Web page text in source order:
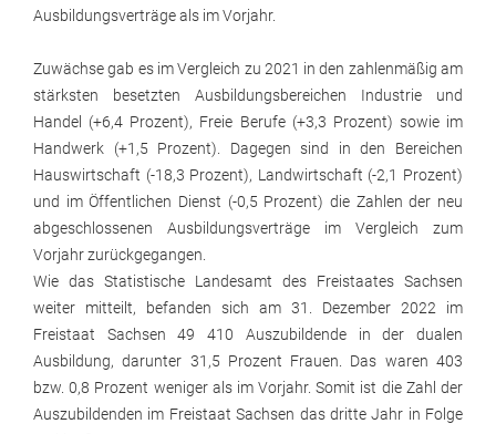
Ausbildungsverträge als im Vorjahr.
Zuwächse gab es im Vergleich zu 2021 in den zahlenmäßig am
stärksten besetzten Ausbildungsbereichen Industrie und
Handel (+6,4 Prozent), Freie Berufe (+3,3 Prozent) sowie im
Handwerk (+1,5 Prozent). Dagegen sind in den Bereichen
Hauswirtschaft (-18,3 Prozent), Landwirtschaft (-2,1 Prozent)
und im Öffentlichen Dienst (-0,5 Prozent) die Zahlen der neu
abgeschlossenen Ausbildungsverträge im Vergleich zum
Vorjahr zurückgegangen.
Wie das Statistische Landesamt des Freistaates Sachsen
weiter mitteilt, befanden sich am 31. Dezember 2022 im
Freistaat Sachsen 49 410 Auszubildende in der dualen
Ausbildung, darunter 31,5 Prozent Frauen. Das waren 403
bzw. 0,8 Prozent weniger als im Vorjahr. Somit ist die Zahl der
Auszubildenden im Freistaat Sachsen das dritte Jahr in Folge